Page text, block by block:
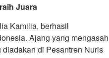
Juara
Kamilia, berhasil
Ajang yang mengasah
di Pesantren Nuris